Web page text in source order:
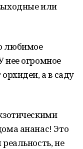
или
любимое
нее огромное
а в саду
ананас! Это
не